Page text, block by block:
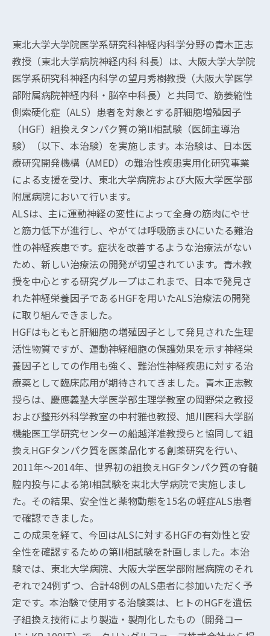
東北大学大学院医学系研究科神経内科学分野の青木正志
教授（東北大学病院神経内科 科長）は、大阪大学大学院
医学系研究科神経内科学の望月秀樹教授（大阪大学医学
部附属病院神経内科・脳卒中科長）と共同で、筋萎縮性
側索硬化症（ALS）患者を対象とする肝細胞増殖因子
（HGF）組換えタンパク質の第II相試験（医師主導治
験）（以下、本治験）を実施します。本治験は、日本医
療研究開発機構（AMED）の難治性疾患実用化研究事業
による支援を受け、東北大学病院および大阪大学医学部
附属病院において行います。
ALSは、主に運動神経の変性によって全身の筋肉にやせ
と筋力低下が進行し、やがては呼吸筋まひにいたる難治
性の神経疾患です。症状を改善するような治療法がない
ため、新しい治療法の開発が切望されています。青木教
授を中心とする研究グループはこれまで、日本で発見さ
れた神経栄養因子であるHGFを用いたALS治療法の開発
に取り組んできました。
HGFはもともと肝細胞の増殖因子として発見された生理
活性物質ですが、運動神経細胞の保護効果を示す神経栄
養因子としての作用も強く、難治性神経疾患に対する治
療薬として臨床応用が期待されてきました。青木正志教
授らは、慶應義塾大学医学部生理学教室の岡野栄之教授
および整形外科学教室の中村雅也教授、旭川医科大学脳
機能医工学研究センターの船越洋准教授らと協同して組
換えHGFタンパク質を医薬品化する創薬研究を行い、
2011年～2014年、世界初の組換えHGFタンパク質の脊髄
腔内投与による第I相試験を東北大学病院で実施しまし
た。その結果、安全性と薬物動態を15名の軽症ALS患者
で確認できました。
この成果を経て、今回はALSに対するHGFの有効性と安
全性を確認するための第II相試験を計画しました。本治
験では、東北大学病院、大阪大学医学部附属病院のそれ
ぞれで24例ずつ、合計48例のALS患者に参加いただく予
定です。本治験で使用する治験薬は、ヒトのHGFを遺伝
子組換え技術により製造・製剤化したもの（開発コー